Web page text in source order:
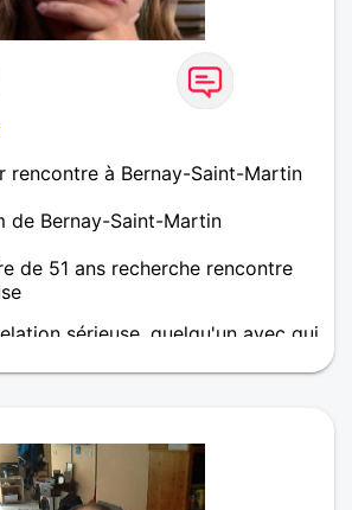
rencontre à Bernay-Saint-Martin
de Bernay-Saint-Martin
de 51 ans recherche rencontre
sérieuse, quelqu'un avec qui
et calme, je ne fume pas je ne